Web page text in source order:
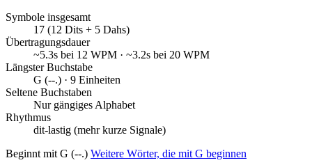
Symbole insgesamt
17 (12 Dits + 5 Dahs)
Übertragungsdauer
~5.3s bei 12 WPM · ~3.2s bei 20 WPM
Längster Buchstabe
G (--.) · 9 Einheiten
Seltene Buchstaben
Nur gängiges Alphabet
Rhythmus
dit-lastig (mehr kurze Signale)
Beginnt mit G (--.) Weitere Wörter, die mit G beginnen